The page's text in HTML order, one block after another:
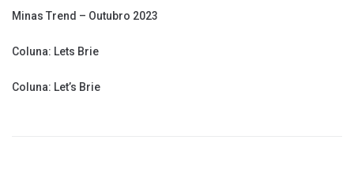
Minas Trend – Outubro 2023
Coluna: Lets Brie
Coluna: Let’s Brie